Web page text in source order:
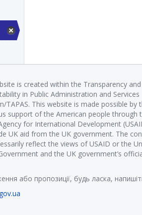
is created within the Transparency and
in Public Administration and Services
TAPAS. This website is made possible by
support of the American people through
for International Development
UK aid from the UK government. The
reflect the views of USAID or the
and the UK government’s
або пропозиції, будь ласка,